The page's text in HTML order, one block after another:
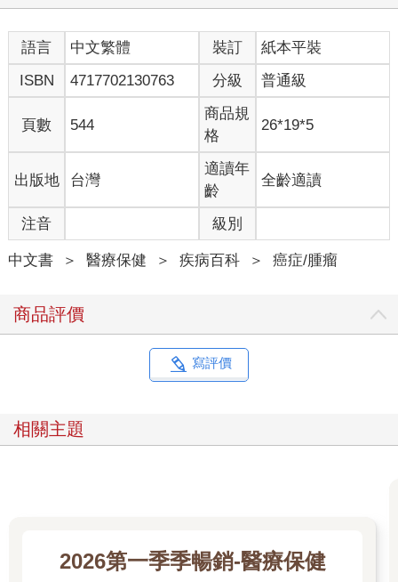
語言 中文繁體 裝訂
紙本平裝
ISBN
4717702130763 分級 普通級
頁數 544
商品規
格
26*19*5
出版地 台灣
適讀年
齡
全齡適讀
注音 級別
中文書 ＞ 醫療保健 ＞ 疾病百科 ＞ 癌症/腫瘤
商品評價
寫評價
相關主題
2026第一季季暢銷-醫療保健